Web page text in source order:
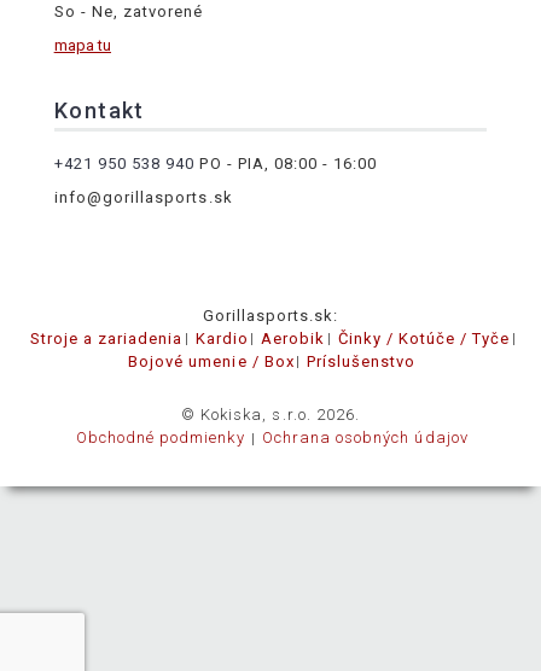
So - Ne, zatvorené
mapa tu
Kontakt
+421 950 538 940 PO - PIA, 08:00 - 16:00
info@gorillasports.sk
Gorillasports.sk:
Stroje a zariadenia
Kardio Aerobik
Činky / Kotúče / Tyče
Bojové umenie / Box
Príslušenstvo
© Kokiska, s.r.o. 2026.
Obchodné podmienky
Ochrana osobných údajov